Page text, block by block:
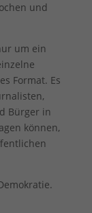
und
um ein
Format. Es
Bürger in
können,